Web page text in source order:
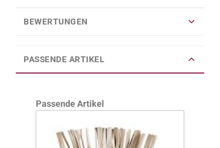
BEWERTUNGEN
PASSENDE ARTIKEL
Produktgalerie überspringen
Passende Artikel